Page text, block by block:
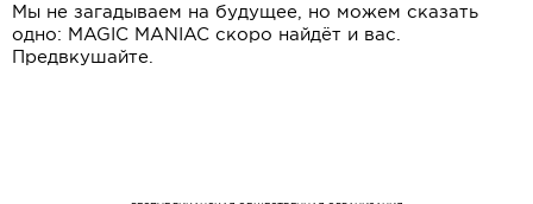
Мы не загадываем на будущее, но можем сказать
одно: MAGIC MANIAC скоро найдёт и вас.
Предвкушайте.